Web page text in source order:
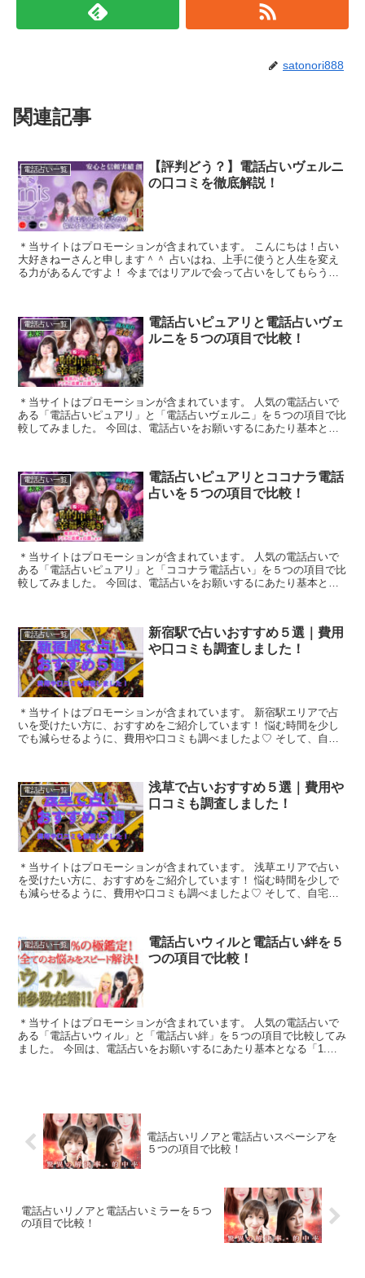
satonori888
関連記事
電話占い一覧
【評判どう？】電話占いヴェルニ
の口コミを徹底解説！
＊当サイトはプロモーションが含まれています。 こんにちは！占い
大好きねーさんと申します＾＾ 占いはね、上手に使うと人生を変え
る力があるんですよ！ 今まではリアルで会って占いをしてもらうの
電話占い一覧
電話占いピュアリと電話占いヴェ
ルニを５つの項目で比較！
＊当サイトはプロモーションが含まれています。 人気の電話占いで
ある「電話占いピュアリ」と「電話占いヴェルニ」を５つの項目で比
較してみました。 今回は、電話占いをお願いするにあたり基本とな
電話占い一覧
電話占いピュアリとココナラ電話
占いを５つの項目で比較！
＊当サイトはプロモーションが含まれています。 人気の電話占いで
ある「電話占いピュアリ」と「ココナラ電話占い」を５つの項目で比
較してみました。 今回は、電話占いをお願いするにあたり基本とな
電話占い一覧
新宿駅で占いおすすめ５選｜費用
や口コミも調査しました！
＊当サイトはプロモーションが含まれています。 新宿駅エリアで占
いを受けたい方に、おすすめをご紹介しています！ 悩む時間を少し
でも減らせるように、費用や口コミも調べましたよ♡ そして、自宅
電話占い一覧
浅草で占いおすすめ５選｜費用や
口コミも調査しました！
＊当サイトはプロモーションが含まれています。 浅草エリアで占い
を受けたい方に、おすすめをご紹介しています！ 悩む時間を少しで
も減らせるように、費用や口コミも調べましたよ♡ そして、自宅に
電話占い一覧
電話占いウィルと電話占い絆を５
つの項目で比較！
＊当サイトはプロモーションが含まれています。 人気の電話占いで
ある「電話占いウィル」と「電話占い絆」を５つの項目で比較してみ
ました。 今回は、電話占いをお願いするにあたり基本となる「1.料
電話占いリノアと電話占いスペーシアを
５つの項目で比較！
電話占いリノアと電話占いミラーを５つ
の項目で比較！